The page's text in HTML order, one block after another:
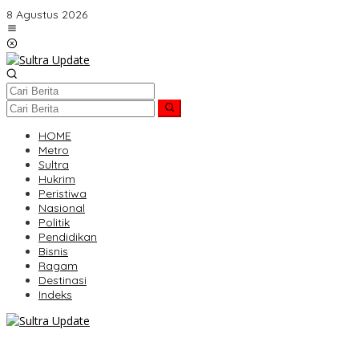
Lewati
ke
konten
8 Agustus 2026
HOME
Metro
Sultra
Hukrim
Peristiwa
Nasional
Politik
Pendidikan
Bisnis
Ragam
Destinasi
Indeks